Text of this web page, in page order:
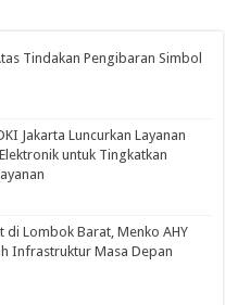
Tindakan Pengibaran Simbol
Jakarta Luncurkan Layanan
untuk Tingkatkan
di Lombok Barat, Menko AHY
Infrastruktur Masa Depan